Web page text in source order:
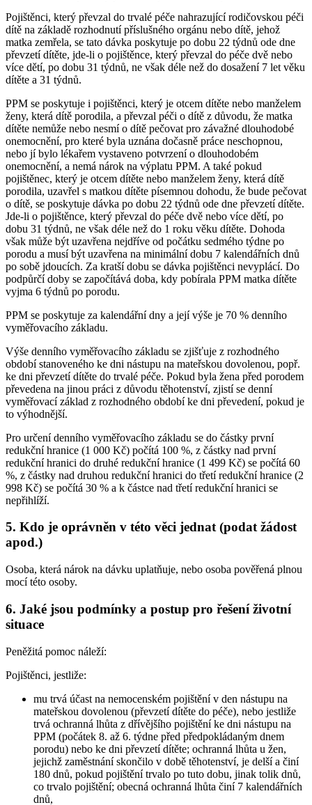
Pojištěnci, který převzal do trvalé péče nahrazující rodičovskou péči
dítě na základě rozhodnutí příslušného orgánu nebo dítě, jehož
matka zemřela, se tato dávka poskytuje po dobu 22 týdnů ode dne
převzetí dítěte, jde-li o pojištěnce, který převzal do péče dvě nebo
více dětí, po dobu 31 týdnů, ne však déle než do dosažení 7 let věku
dítěte a 31 týdnů.
PPM se poskytuje i pojištěnci, který je otcem dítěte nebo manželem
ženy, která dítě porodila, a převzal péči o dítě z důvodu, že matka
dítěte nemůže nebo nesmí o dítě pečovat pro závažné dlouhodobé
onemocnění, pro které byla uznána dočasně práce neschopnou,
nebo jí bylo lékařem vystaveno potvrzení o dlouhodobém
onemocnění, a nemá nárok na výplatu PPM. A také pokud
pojištěnec, který je otcem dítěte nebo manželem ženy, která dítě
porodila, uzavřel s matkou dítěte písemnou dohodu, že bude pečovat
o dítě, se poskytuje dávka po dobu 22 týdnů ode dne převzetí dítěte.
Jde-li o pojištěnce, který převzal do péče dvě nebo více dětí, po
dobu 31 týdnů, ne však déle než do 1 roku věku dítěte. Dohoda
však může být uzavřena nejdříve od počátku sedmého týdne po
porodu a musí být uzavřena na minimální dobu 7 kalendářních dnů
po sobě jdoucích. Za kratší dobu se dávka pojištěnci nevyplácí. Do
podpůrčí doby se započítává doba, kdy pobírala PPM matka dítěte
vyjma 6 týdnů po porodu.
PPM se poskytuje za kalendářní dny a její výše je 70 % denního
vyměřovacího základu.
Výše denního vyměřovacího základu se zjišťuje z rozhodného
období stanoveného ke dni nástupu na mateřskou dovolenou, popř.
ke dni převzetí dítěte do trvalé péče. Pokud byla žena před porodem
převedena na jinou práci z důvodu těhotenství, zjistí se denní
vyměřovací základ z rozhodného období ke dni převedení, pokud je
to výhodnější.
Pro určení denního vyměřovacího základu se do částky první
redukční hranice (1 000 Kč) počítá 100 %, z částky nad první
redukční hranici do druhé redukční hranice (1 499 Kč) se počítá 60
%, z částky nad druhou redukční hranici do třetí redukční hranice (2
998 Kč) se počítá 30 % a k částce nad třetí redukční hranici se
nepřihlíží.
5. Kdo je oprávněn v této věci jednat (podat žádost
apod.)
Osoba, která nárok na dávku uplatňuje, nebo osoba pověřená plnou
mocí této osoby.
6. Jaké jsou podmínky a postup pro řešení životní
situace
Peněžitá pomoc náleží:
Pojištěnci, jestliže:
mu trvá účast na nemocenském pojištění v den nástupu na
mateřskou dovolenou (převzetí dítěte do péče), nebo jestliže
trvá ochranná lhůta z dřívějšího pojištění ke dni nástupu na
PPM (počátek 8. až 6. týdne před předpokládaným dnem
porodu) nebo ke dni převzetí dítěte; ochranná lhůta u žen,
jejichž zaměstnání skončilo v době těhotenství, je delší a činí
180 dnů, pokud pojištění trvalo po tuto dobu, jinak tolik dnů,
co trvalo pojištění; obecná ochranná lhůta činí 7 kalendářních
dnů,